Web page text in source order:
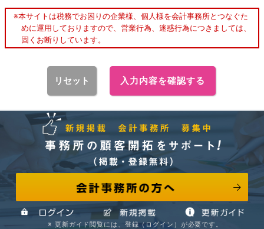
※本サイトは税務でお困りの企業様、個人様を会計事務所とつなぐた
めに運用しておりますので、営業行為、迷惑行為につきましては、
固くお断りしています。
リセット 入力内容を確認する
事務所の顧客開拓をサポート! （掲載・登録無料） 新規掲
会計事務所の方へ
※ 更新ガイド閲覧には、登録（ログイン）が必要です。